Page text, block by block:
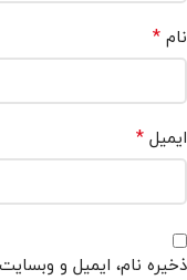
نام *
ایمیل *
ذخیره نام، ایمیل و